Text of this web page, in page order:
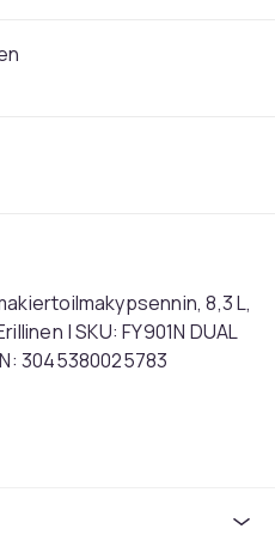
8,3 L,
| SKU: FY901N DUAL
3045380025783